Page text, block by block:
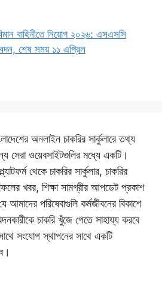
বাহিনীতে নিয়োগ ২০২৬: এসএসসি
শেষ সময় ১১ এপ্রিল
অনলাইন চাকরির সার্কুলারে তথ্য
সেরা ওয়েবসাইটগুলির মধ্যে একটি।
থেকে চাকরির সার্কুলার, চাকরির
খবর, শিক্ষা সামগ্রীর আপডেট প্রকাশ
পরিষেবাগুলি কর্মজীবনের বিকাশে
চাকরি খুঁজে পেতে সাহায্য করবে
সংযোগ স্থাপনের সাথে একটি